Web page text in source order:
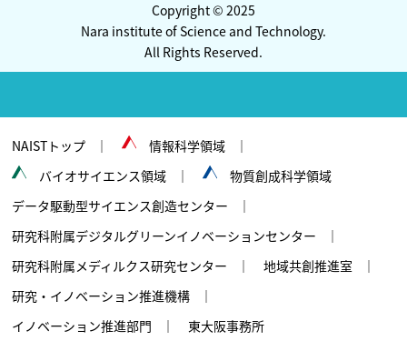
Copyright © 2025
Nara institute of Science and Technology.
All Rights Reserved.
NAISTトップ
情報科学領域
バイオサイエンス領域
物質創成科学領域
データ駆動型サイエンス創造センター
研究科附属デジタルグリーンイノベーションセンター
研究科附属メディルクス研究センター
地域共創推進室
研究・イノベーション推進機構
イノベーション推進部門
東大阪事務所